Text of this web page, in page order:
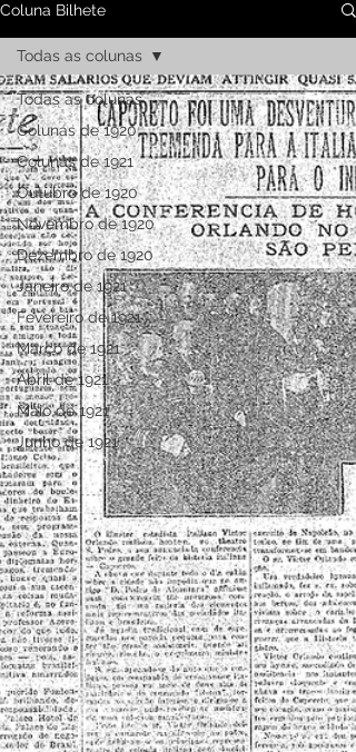
Coluna Bilhete
Todas as colunas
Colunas de 1920
Colunas de 1921
Outubro de 1920
Novembro de 1920
Dezembro de 1920
Janeiro de 1921
Fevereiro de 1921
Março de 1921
Abril de 1921
Maio de 1921
Junho de 1921
Todas as colunas